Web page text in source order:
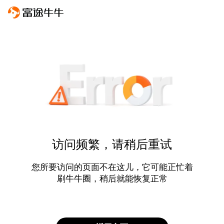
访问频繁，请稍后重试
您所要访问的页面不在这儿，它可能正忙着
刷牛牛圈，稍后就能恢复正常